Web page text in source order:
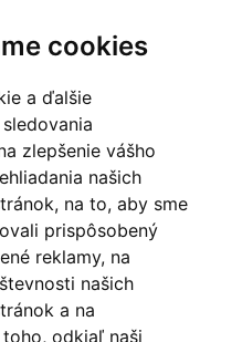
cookies
a ďalšie
zlepšenie vášho
našich
na to, aby sme
prispôsobený
reklamy, na
našich
a na
odkiaľ naši
182
zaoberajúca sa dovozom a
aj štýlového